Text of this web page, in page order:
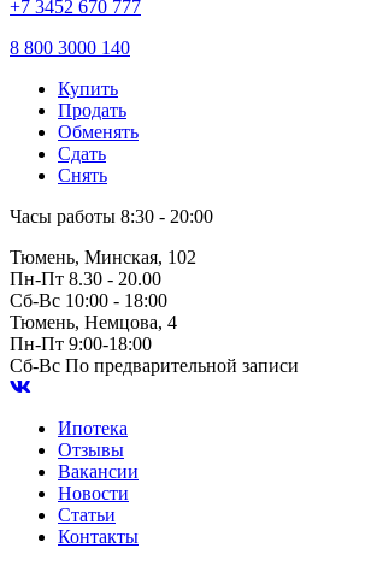
+7 3452 670 777
8 800 3000 140
Купить
Продать
Обменять
Сдать
Снять
Часы работы 8:30 - 20:00
Тюмень, Минская, 102
Пн-Пт 8.30 - 20.00
Сб-Вс 10:00 - 18:00
Тюмень, Немцова, 4
Пн-Пт 9:00-18:00
Сб-Вс По предварительной записи
Ипотека
Отзывы
Вакансии
Новости
Статьи
Контакты